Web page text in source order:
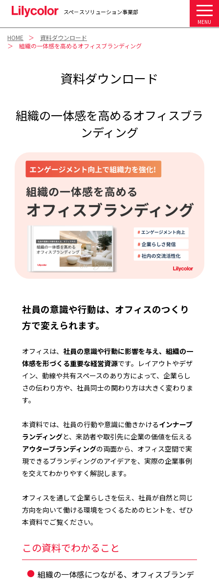
MENU
スペ－スソリューション事業部
HOME
資料ダウンロード
組織の一体感を高めるオフィスブランディング
資料ダウンロード
組織の一体感を高めるオフィスブラ
ンディング
社員の意識や行動は、オフィスのつくり
方で変えられます。
オフィスは、 社員の意識や行動に影響を与え、組織の一
体感を形づくる重要な経営資源です。レイアウトやデザ
イン、動線や共有スペースのあり方によって、企業らし
さの伝わり方や、社員同士の関わり方は大きく変わりま
す。
本資料では、社員の行動や意識に働きかけるインナーブ
ランディングと、来訪者や取引先に企業の価値を伝える
アウターブランディングの両面から、オフィス空間で実
現できるブランディングのアイデアを、実際の企業事例
を交えてわかりやすく解説します。
オフィスを通して企業らしさを伝え、社員が自然と同じ
方向を向いて働ける環境をつくるためのヒントを、ぜひ
本資料でご覧ください。
この資料でわかること
組織の一体感につながる、オフィスブランデ